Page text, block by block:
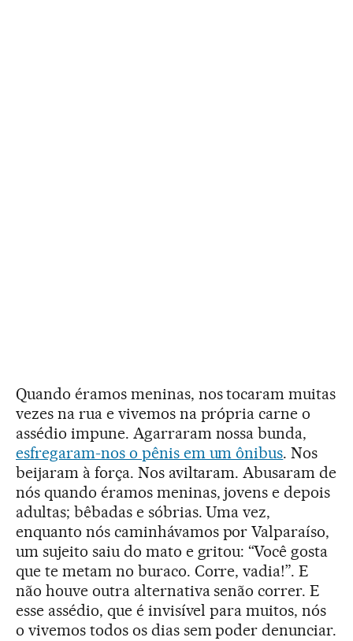
Quando éramos meninas, nos tocaram muitas
vezes na rua e vivemos na própria carne o
assédio impune. Agarraram nossa bunda,
esfregaram-nos o pênis em um ônibus. Nos
beijaram à força. Nos aviltaram. Abusaram de
nós quando éramos meninas, jovens e depois
adultas; bêbadas e sóbrias. Uma vez,
enquanto nós caminhávamos por Valparaíso,
um sujeito saiu do mato e gritou: “Você gosta
que te metam no buraco. Corre, vadia!”. E
não houve outra alternativa senão correr. E
esse assédio, que é invisível para muitos, nós
o vivemos todos os dias sem poder denunciar.